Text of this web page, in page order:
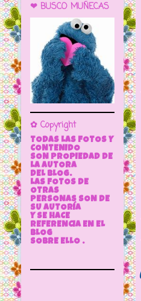
❤ BUSCO MUÑECAS
✿ Copyright
TODAS LAS FOTOS Y
CONTENIDO
SON PROPIEDAD DE
LA AUTORA
DEL BLOG.
LAS FOTOS DE
OTRAS
PERSONAS SON DE
SU AUTORÍA
Y SE HACE
REFERENCIA EN EL
BLOG
SOBRE ELLO .